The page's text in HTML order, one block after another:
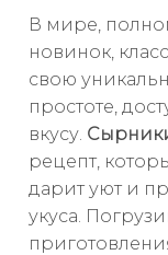
В мире,
новинок,
свою
простоте,
вкусу.
рецепт,
дарит уют и
укуса.